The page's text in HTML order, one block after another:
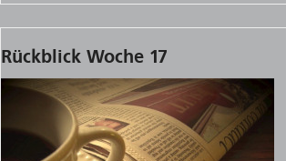
Rückblick Woche 17